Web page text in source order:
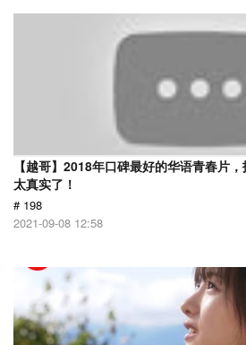
【越哥】2018年口碑最好的华语青春片
太真实了！
# 198
2021-09-08 12:58